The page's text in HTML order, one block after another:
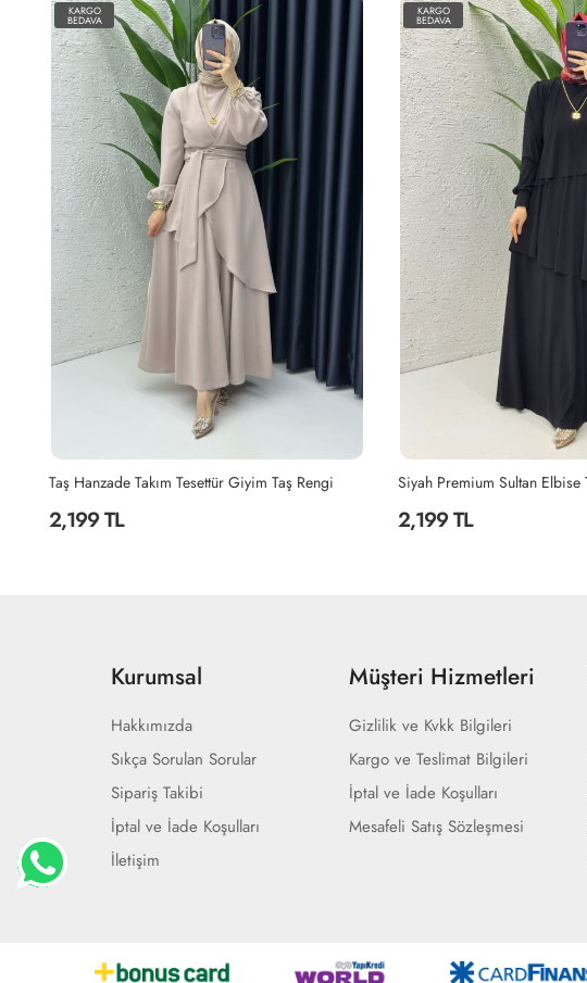
KARGO
BEDAVA
Taş Hanzade Takım Tesettür Giyim Taş Rengi
2,199 TL
KARGO
BEDAVA
2,199 TL
Kurumsal
Hakkımızda
Sıkça Sorulan Sorular
Sipariş Takibi
İptal ve İade Koşulları
İletişim
Müşteri Hizmetleri
Gizlilik ve Kvkk Bilgileri
Kargo ve Teslimat Bilgileri
İptal ve İade Koşulları
Mesafeli Satış Sözleşmesi